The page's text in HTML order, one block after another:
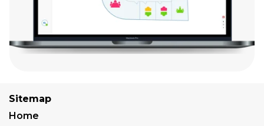
Sitemap
Home